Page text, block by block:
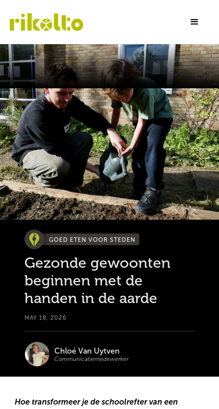
GOED ETEN VOOR STEDEN
Gezonde gewoonten
beginnen met de
handen in de aarde
MAY 18, 2026
Chloé Van Uytven
Communicatiemedewerker
Hoe transformeer je de schoolrefter van een